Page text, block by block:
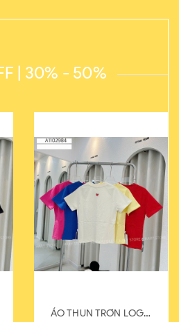
| 30% - 50%
ÁO THUN TRƠN LOGO